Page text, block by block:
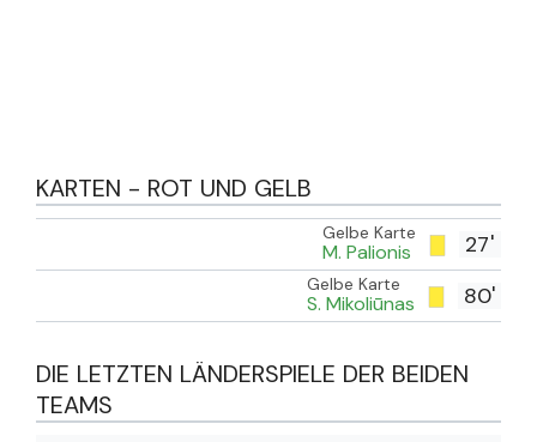
KARTEN - ROT UND GELB
27'
Gelbe Karte
M. Palionis
80'
Gelbe Karte
S. Mikoliūnas
DIE LETZTEN LÄNDERSPIELE DER BEIDEN
TEAMS